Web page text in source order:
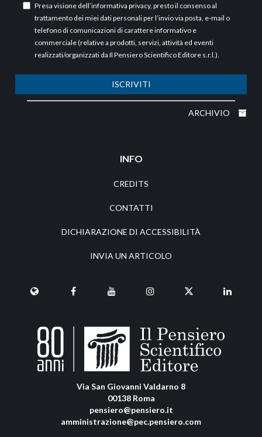
Presa visione dell’informativa privacy, presto il consenso al
trattamento dei miei dati personali per l’invio via posta, e-mail o
telefono di comunicazioni di carattere informativo e
commerciale (relative a prodotti, servizi, attività ed eventi
realizzati/organizzati da Il Pensiero Scientifico Editore s.r.l.).
ISCRIVITI
ARCHIVIO
INFO
CREDITS
CONTATTI
DICHIARAZIONE DI ACCESSIBILITÀ
INVIA UN ARTICOLO
Via San Giovanni Valdarno 8
00138 Roma
pensiero@pensiero.it
amministrazione@pec.pensiero.com